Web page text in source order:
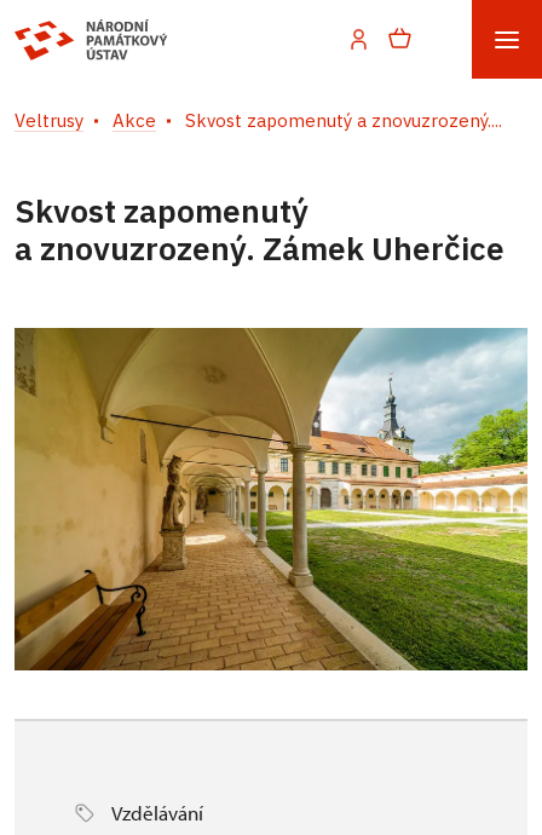
Veltrusy Akce Skvost zapomenutý a znovuzrozený....
Skvost zapomenutý
a znovuzrozený. Zámek Uherčice
Vzdělávání